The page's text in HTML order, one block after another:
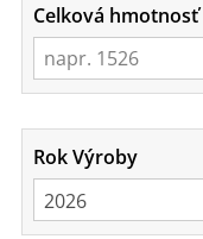
Celková hmotnosť
Rok Výroby